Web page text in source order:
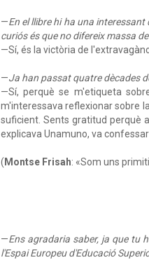
—En el llibre hi ha una
curiós és que no difereix massa
—Sí, és la victòria de
—Ja han passat quatre dècades
—Sí, perquè se m'etiqueta
m'interessava reflexionar sobre
suficient. Sents gratitud perquè
explicava Unamuno, va
( Montse Frisah: «Som uns
—Ens agradaria saber, ja que tu
l'Espai Europeu d'Educació